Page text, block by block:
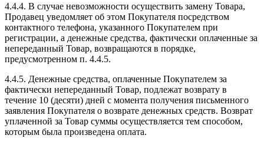
4.4.4. В случае невозможности осуществить замену Товара,
Продавец уведомляет об этом Покупателя посредством
контактного телефона, указанного Покупателем при
регистрации, а денежные средства, фактически оплаченные за
непереданный Товар, возвращаются в порядке,
предусмотренном п. 4.4.5.
4.4.5. Денежные средства, оплаченные Покупателем за
фактически непереданный Товар, подлежат возврату в
течение 10 (десяти) дней с момента получения письменного
заявления Покупателя о возврате денежных средств. Возврат
уплаченной за Товар суммы осуществляется тем способом,
которым была произведена оплата.